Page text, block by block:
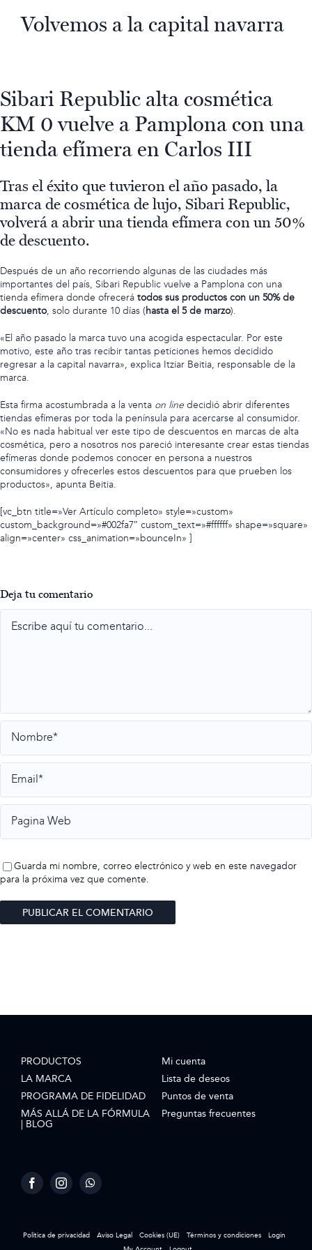
Volvemos a la capital navarra
Sibari Republic alta cosmética
KM 0 vuelve a Pamplona con una
tienda efímera en Carlos III
Tras el éxito que tuvieron el año pasado, la
marca de cosmética de lujo, Sibari Republic,
volverá a abrir una tienda efímera con un 50%
de descuento.
Después de un año recorriendo algunas de las ciudades más
importantes del país, Sibari Republic vuelve a Pamplona con una
tienda efímera donde ofrecerátodos sus productos con un 50% de
descuento, solo durante 10 días (hasta el 5 de marzo).
«El año pasado la marca tuvo una acogida espectacular. Por este
motivo, este año tras recibir tantas peticiones hemos decidido
regresar a la capital navarra», explica Itziar Beitia, responsable de la
marca.
Esta firma acostumbrada a la venta on linedecidió abrir diferentes
tiendas efímeras por toda la península para acercarse al consumidor.
«No es nada habitual ver este tipo de descuentos en marcas de alta
cosmética, pero a nosotros nos pareció interesante crear estas tiendas
efímeras donde podemos conocer en persona a nuestros
consumidores y ofrecerles estos descuentos para que prueben los
productos», apunta Beitia.
[vc_btn title=»Ver Artículo completo» style=»custom»
custom_background=»#002fa7″ custom_text=»#ffffff» shape=»square»
align=»center» css_animation=»bounceIn» ]
Deja tu comentario
Guarda mi nombre, correo electrónico y web en este navegador
para la próxima vez que comente.
PRODUCTOS
LA MARCA
PROGRAMA DE FIDELIDAD
MÁS ALLÁ DE LA FÓRMULA
| BLOG
Mi cuenta
Lista de deseos
Puntos de venta
Preguntas frecuentes
Política de privacidad Aviso Legal Cookies (UE) Términos y condiciones
Login